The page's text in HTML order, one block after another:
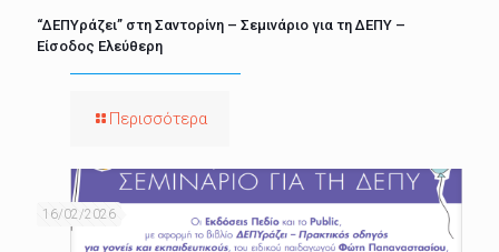
“ΔΕΠΥράζει” στη Σαντορίνη – Σεμινάριο για τη ΔΕΠΥ –
Είσοδος Ελεύθερη
Περισσότερα
16/02/2026